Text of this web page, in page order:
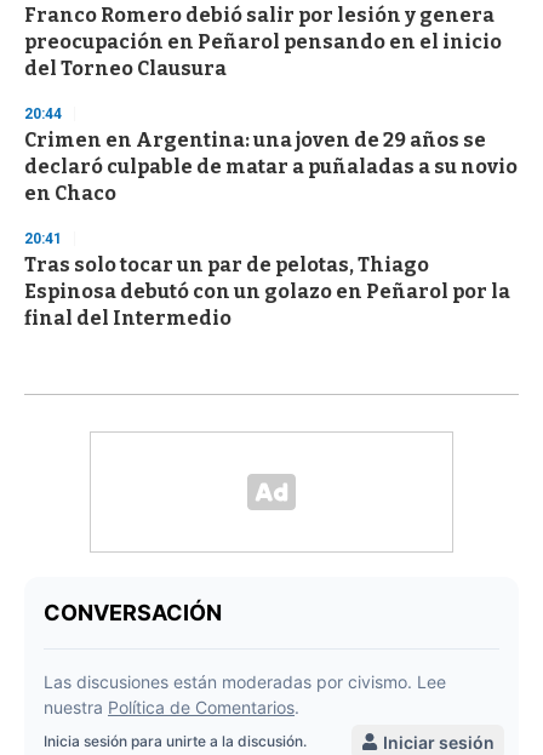
Franco Romero debió salir por lesión y genera
preocupación en Peñarol pensando en el inicio
del Torneo Clausura
20:44
Crimen en Argentina: una joven de 29 años se
declaró culpable de matar a puñaladas a su novio
en Chaco
20:41
Tras solo tocar un par de pelotas, Thiago
Espinosa debutó con un golazo en Peñarol por la
final del Intermedio